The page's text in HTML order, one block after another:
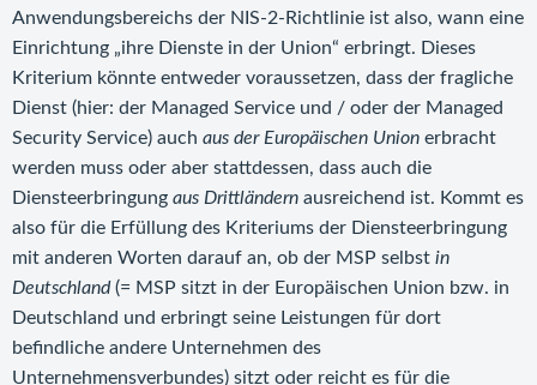
Anwendungsbereichs der NIS-2-Richtlinie ist also, wann eine
Einrichtung „ihre Dienste in der Union“ erbringt. Dieses
Kriterium könnte entweder voraussetzen, dass der fragliche
Dienst (hier: der Managed Service und / oder der Managed
Security Service) auch aus der Europäischen Union erbracht
werden muss oder aber stattdessen, dass auch die
Diensteerbringung aus Drittländern ausreichend ist. Kommt es
also für die Erfüllung des Kriteriums der Diensteerbringung
mit anderen Worten darauf an, ob der MSP selbst in
Deutschland(= MSP sitzt in der Europäischen Union bzw. in
Deutschland und erbringt seine Leistungen für dort
befindliche andere Unternehmen des
Unternehmensverbundes) sitzt oder reicht es für die